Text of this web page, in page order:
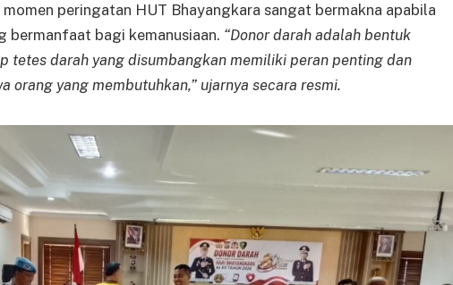
peringatan HUT Bhayangkara sangat bermakna apabila
bermanfaat bagi kemanusiaan. “Donor darah adalah bentuk
tetes darah yang disumbangkan memiliki peran penting dan
orang yang membutuhkan,” ujarnya secara resmi.